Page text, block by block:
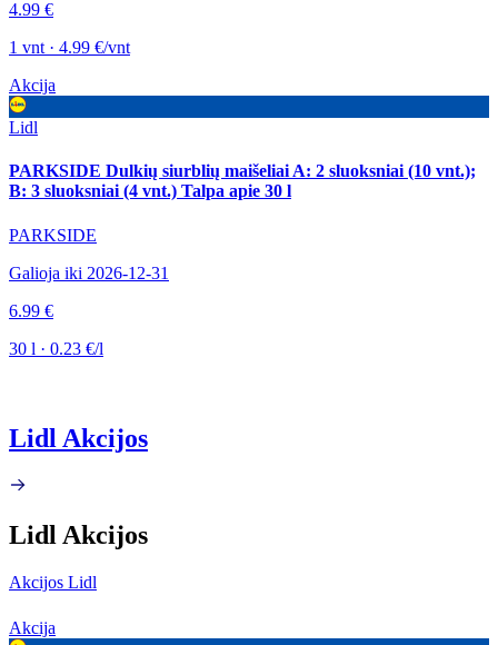
4.99 €
1 vnt · 4.99 €/vnt
Akcija
Lidl
PARKSIDE Dulkių siurblių maišeliai A: 2 sluoksniai (10 vnt.);
B: 3 sluoksniai (4 vnt.) Talpa apie 30 l
PARKSIDE
Galioja iki 2026-12-31
6.99 €
30 l · 0.23 €/l
Lidl Akcijos
Lidl Akcijos
Akcijos Lidl
Akcija